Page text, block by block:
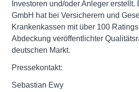
Investoren und/oder Anleger erstellt.
GmbH hat bei Versicherern und
Krankenkassen mit über 100
Abdeckung veröffentlichter
deutschen Markt.
Pressekontakt:
Sebastian Ewy